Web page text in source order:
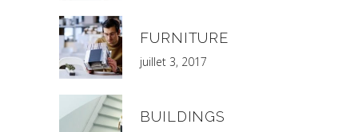
FURNITURE
juillet 3, 2017
BUILDINGS